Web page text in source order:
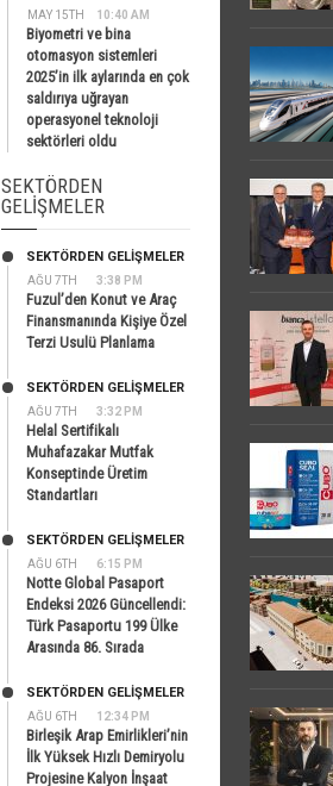
MAY 15TH 10:40 AM
Biyometri ve bina
otomasyon sistemleri
2025’in ilk aylarında en çok
saldırıya uğrayan
operasyonel teknoloji
sektörleri oldu
SEKTÖRDEN
GELIŞMELER
AĞU 7TH 3:38 PM
SEKTÖRDEN GELIŞMELER
Fuzul’den Konut ve Araç
Finansmanında Kişiye Özel
Terzi Usulü Planlama
AĞU 7TH 3:32 PM
SEKTÖRDEN GELIŞMELER
Helal Sertifikalı
Muhafazakar Mutfak
Konseptinde Üretim
Standartları
AĞU 6TH 6:15 PM
SEKTÖRDEN GELIŞMELER
Notte Global Pasaport
Endeksi 2026 Güncellendi:
Türk Pasaportu 199 Ülke
Arasında 86. Sırada
AĞU 6TH 12:34 PM
SEKTÖRDEN GELIŞMELER
Birleşik Arap Emirlikleri’nin
İlk Yüksek Hızlı Demiryolu
Projesine Kalyon İnşaat